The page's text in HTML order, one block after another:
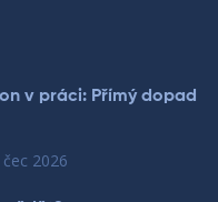
v práci: Přímý dopad
čec 2026